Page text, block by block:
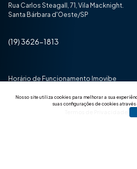
Nosso site utiliza cookies para melhorar a sua
suas configurações de cookies através
Rua Carlos Steagall, 71, Vila Macknight.
Santa Bárbara d'Oeste/SP
(19) 3626-1813
Horário de Funcionamento Imovibe
Seg a Sexta das 8hrs às 17h30min